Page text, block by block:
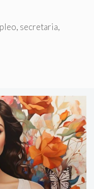
, secretaria,